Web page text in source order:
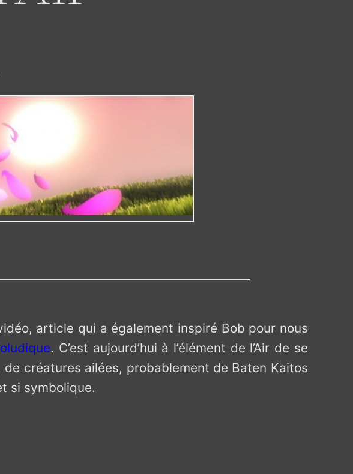
article qui a également inspiré Bob pour nous
. C’est aujourd’hui à l’élément de l’Air de se
créatures ailées, probablement de Baten Kaitos
si symbolique.